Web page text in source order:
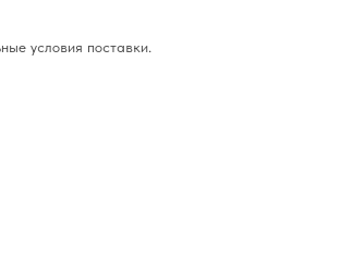
условия поставки.